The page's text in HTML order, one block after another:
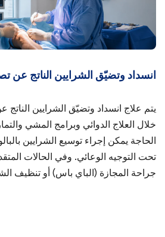
انسداد وتضيّق الشرايين الناتج عن
يتم علاج انسداد وتضيّق الشرايين
خلال العلاج الدوائي وبرامج المشي
الحاجة يمكن إجراء توسيع الشرايين
تحت التوجيه الوعائي. وفي الحالات
جراحة المجازة (الباي باس) أو تنظيف